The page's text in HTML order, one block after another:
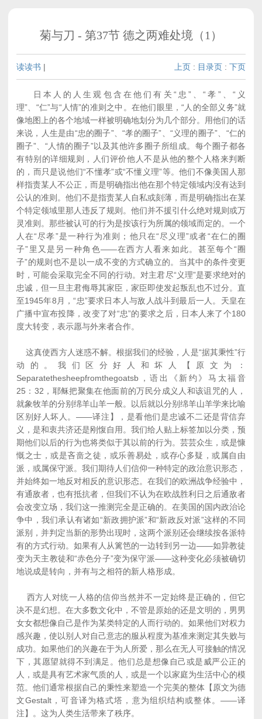
菊与刀 - 第37节 德之两难处境（1）
读读书 | 上页 : 目录页 : 下页
日本人的人生观包含在他们有关“忠”、“孝”、“义
理”、“仁”与“人情”的准则之中。在他们眼里，“人的全部义务”就
像地图上的各个地域一样被明确地划分为几个部分。用他们的话
来说，人生是由“忠的圈子”、“孝的圈子”、“义理的圈子”、“仁的
圈子”、“人情的圈子”以及其他许多圈子所组成。每个圈子都各
有特别的详细规则，人们评价他人不是从他的整个人格来判断
的，而只是说他们“不懂孝”或“不懂义理”等。他们不像美国人那
样指责某人不公正，而是明确指出他在那个特定领域内没有达到
公认的准则。他们不是指责某人自私或刻薄，而是明确指出在某
个特定领域里那人违反了规则。他们并不援引什么绝对规则或万
灵准则。那些被认可的行为是按该行为所属的领域而定的。一个
人在“尽孝”是一种行为准则；他只在“尽义理”或者“在仁的圈
子”里又是另一种角色——在西方人看来如此。甚至每个“圈
子”的规则也不是以一成不变的方式确立的。当其中的条件变更
时，可能会采取完全不同的行动。对主君尽“义理”是要求绝对的
忠诚，但一旦主君侮辱其家臣，家臣即使发起叛乱也不过分。直
至1945年8月，“忠”要求日本人与敌人战斗到最后一人。天皇在
广播中宣布投降，改变了对“忠”的要求之后，日本人来了个180
度大转变，表示愿与外来者合作。
这真使西方人迷惑不解。根据我们的经验，人是“据其秉性”行
动的。我们区分好人和坏人【原文为：
Separatethesheepfromthegoatsb，语出《新约》马太福音
25：32，耶稣把聚集在他面前的万民分成义人和该诅咒的人，
就象牧羊的分别绵羊山羊一般。以后就以分别绵羊山羊学来比喻
区别好人坏人。——译注】，是看他们是忠诚不二还是背信弃
义，是和衷共济还是刚愎自用。我们给人贴上标签加以分类，预
期他们以后的行为也将类似于其以前的行为。芸芸众生，或是慷
慨之士，或是吝啬之徒，或乐善易处，或存心多疑，或属自由
派，或属保守派。我们期待人们信仰一种特定的政治意识形态，
并始终如一地反对相反的意识形态。在我们的欧洲战争经验中，
有通敌者，也有抵抗者，但我们不认为在欧战胜利日之后通敌者
会改变立场，我们这一推测完全是正确的。在美国的国内政治论
争中，我们承认有诸如“新政拥护派”和“新政反对派”这样的不同
派别，并判定当新的形势出现时，这两个派别还会继续按各派特
有的方式行动。如果有人从篱笆的一边转到另一边——如异教徒
变为天主教徒和“赤色分子”变为保守派——这种变化必须被确切
地说成是转向，并有与之相符的新人格形成。
西方人对统一人格的信仰当然并不一定始终是正确的，但它
决不是幻想。在大多数文化中，不管是原始的还是文明的，男男
女女都想像自己是作为某类特定的人而行动的。如果他们对权力
感兴趣，使以别人对自己意志的服从程度为基准来测定其失败与
成功。如果他们的兴趣在于为人所爱，那么在无人可接触的情况
下，其愿望就得不到满足。他们总是想像自己或是威严公正的
人，或是具有艺术家气质的人，或是一个以家庭为生活中心的模
范。他们通常根据自己的秉性来塑造一个完美的整体【原文为德
文Gestalt，可音译为格式塔，意为组织结构或整体。——译
注】。这为人类生活带来了秩序。